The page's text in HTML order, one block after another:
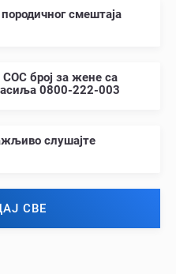
смештаја
број за жене са
0800-222-003
слушајте
СВЕ